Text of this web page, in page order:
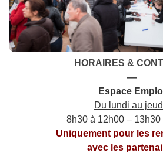
HORAIRES &
—
Espace
Du lundi au
8h30 à 12h00 – 13h30
Uniquement pour les
avec les